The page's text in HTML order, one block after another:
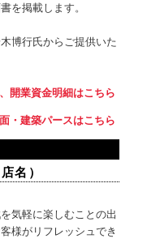
を掲載します。
博行氏からご提供いた
開業資金明細はこちら
・建築パースはこちら
）
気軽に楽しむことの出
様がリフレッシュでき